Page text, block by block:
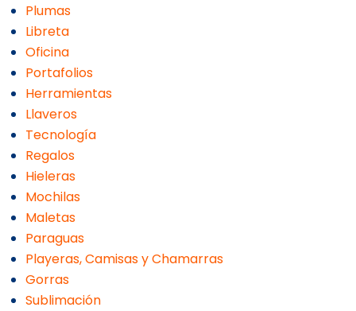
Plumas
Libreta
Oficina
Portafolios
Herramientas
Llaveros
Tecnología
Regalos
Hieleras
Mochilas
Maletas
Paraguas
Playeras, Camisas y Chamarras
Gorras
Sublimación